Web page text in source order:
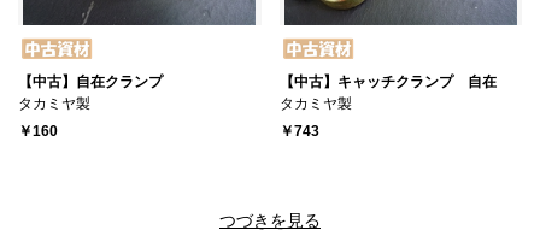
【中古】自在クランプ
タカミヤ製
￥160
【中古】キャッチクランプ 自在
タカミヤ製
￥743
つづきを見る